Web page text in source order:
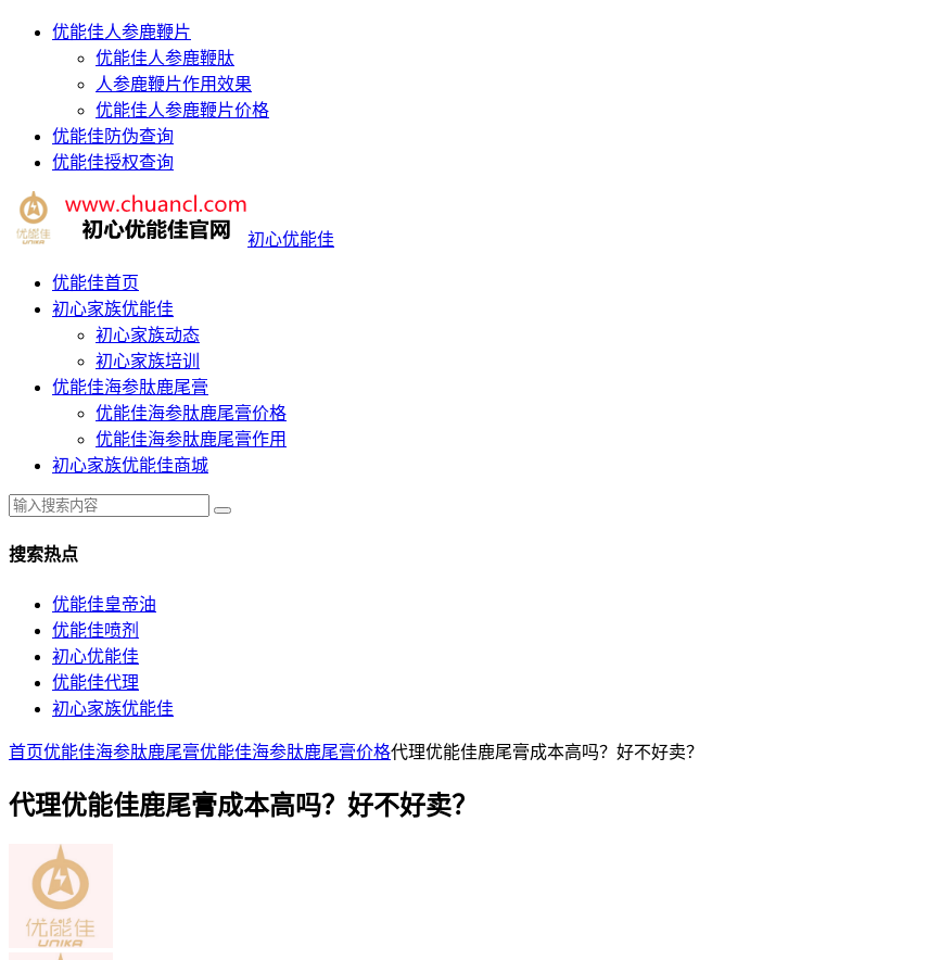
优能佳人参鹿鞭片
优能佳人参鹿鞭肽
人参鹿鞭片作用效果
优能佳人参鹿鞭片价格
优能佳防伪查询
优能佳授权查询
初心优能佳
优能佳首页
初心家族优能佳
初心家族动态
初心家族培训
优能佳海参肽鹿尾膏
优能佳海参肽鹿尾膏价格
优能佳海参肽鹿尾膏作用
初心家族优能佳商城
搜索热点
优能佳皇帝油
优能佳喷剂
初心优能佳
优能佳代理
初心家族优能佳
首页优能佳海参肽鹿尾膏优能佳海参肽鹿尾膏价格代理优能佳鹿尾膏成本高吗？好不好卖？
代理优能佳鹿尾膏成本高吗？好不好卖？